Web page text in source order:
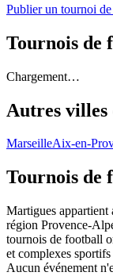
Publier un tournoi
Tournois de
Chargement…
Autres villes
MarseilleAix-en-
Tournois de
Martigues appartient
région Provence-
tournois de football
et complexes
Aucun événement